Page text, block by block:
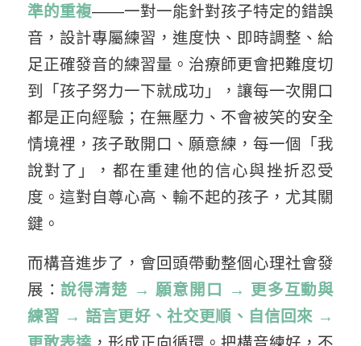
準的重複——一對一能針對孩子特定的錯誤
音，設計專屬練習，進度快、即時調整、給
足正確發音的練習量。治療師更會把難度切
到「孩子努力一下就成功」，讓每一次開口
都是正向經驗；在無壓力、不會被笑的安全
情境裡，孩子敢開口、願意練，每一個「我
說對了」，都在重建他的信心與挫折忍受
度。這對自尊心高、輸不起的孩子，尤其關
鍵。
而構音進步了，會回頭帶動整個心理社會發
展：說得清楚 → 願意開口 → 更多互動與
練習 → 語言更好、社交更順、自信回來 →